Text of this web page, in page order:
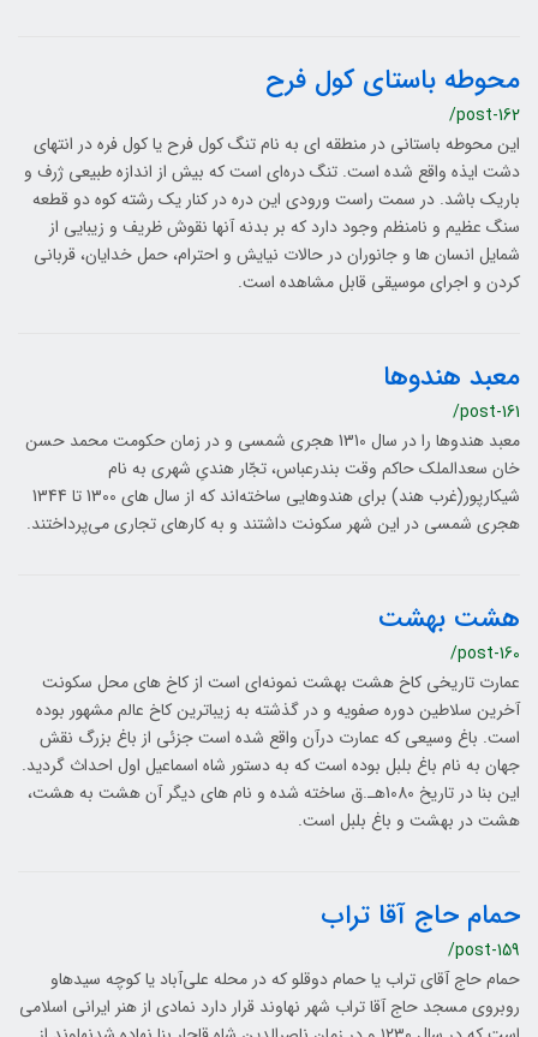
محوطه باستای کول فرح
/post-162
این محوطه باستانی در منطقه ‌ای به نام تنگ کول فرح یا کول ‌فره در انتهای
دشت ایذه واقع شده است. تنگ دره‌ای است که بیش از اندازه طبیعی ژرف و
باریک باشد. در سمت راست ورودی این دره در کنار یک رشته کوه دو قطعه
سنگ عظیم و نامنظم وجود دارد که بر بدنه آنها نقوش ظریف و زیبایی از
شمایل انسان ها و جانوران در حالات نیایش و احترام، حمل خدایان، قربانی
کردن و اجرای موسیقی قابل مشاهده است.
معبد هندوها
/post-161
معبد هندوها را در سال 1310 هجری شمسی و در زمان حکومت محمد حسن‌
خان سعدالملک حاکم وقت بندرعباس، تجّار هندیِ شهری به نام
شیکارپور(غرب هند) براى هندوهایی ساخته‌اند كه از سال هاى 1300 تا 1344
هجری شمسی در این شهر سكونت داشتند و به كارهاى تجارى مى‌پرداختند.
هشت بهشت
/post-160
عمارت تاریخی کاخ هشت بهشت نمونه‌ای است از کاخ های محل سکونت
آخرین سلاطین دوره صفویه و در گذشته به زیباترین کاخ عالم مشهور بوده
است. باغ وسیعی که عمارت درآن واقع شده است جزئی از باغ بزرگ نقش
جهان به نام باغ بلبل بوده است که به دستور شاه اسماعیل اول احداث گردید.
این بنا در تاریخ 1080هـ.ق ساخته شده و نام‌ های دیگر آن هشت به هشت،
هشت در بهشت و باغ بلبل است.
حمام حاج آقا تراب
/post-159
حمام حاج آقای تراب یا حمام دوقلو که در محله علی‌آباد یا کوچه سیدهاو
روبروی مسجد حاج آقا تراب شهر نهاوند قرار دارد نمادی از هنر ایرانی اسلامی